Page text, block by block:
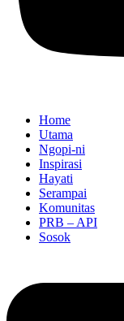
Home
Utama
Ngopi-ni
Inspirasi
Hayati
Serampai
Komunitas
PRB – API
Sosok